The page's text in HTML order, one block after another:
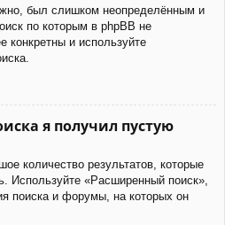
был слишком неопределённым и
по которым в phpBB не
конкретны и используйте
я получил пустую
количество результатов, которые
Используйте «Расширенный поиск»,
поиска и форумы, на которых он